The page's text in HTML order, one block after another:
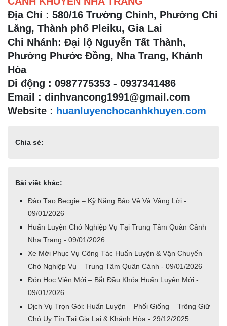
Địa Chỉ : 580/16 Trường Chinh, Phường Chi
Lăng, Thành phố Pleiku, Gia Lai
Chi Nhánh: Đại lộ Nguyễn Tất Thành,
Phường Phước Đồng, Nha Trang, Khánh
Hòa
Di động : 0987775353 - 0937341486
Email : dinhvancong1991@gmail.com
Website : huanluyenchocanhkhuyen.com
Chia sẻ:
Bài viết khác:
Đào Tạo Becgie – Kỹ Năng Bảo Vệ Và Vâng Lời -
09/01/2026
Huấn Luyện Chó Nghiệp Vụ Tại Trung Tâm Quân Cảnh
Nha Trang - 09/01/2026
Xe Mới Phục Vụ Công Tác Huấn Luyện & Vận Chuyển
Chó Nghiệp Vụ – Trung Tâm Quân Cảnh - 09/01/2026
Đón Học Viên Mới – Bắt Đầu Khóa Huấn Luyện Mới -
09/01/2026
Dịch Vụ Trọn Gói: Huấn Luyện – Phối Giống – Trông Giữ
Chó Uy Tín Tại Gia Lai & Khánh Hòa - 29/12/2025